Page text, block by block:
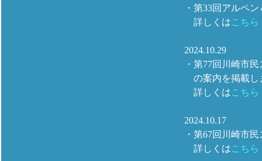
・第33回アルペ
詳しくはこちら
2024.10.29
・第77回川崎市
の案内を掲載し
詳しくはこちら
2024.10.17
・第67回川崎市
詳しくはこちら